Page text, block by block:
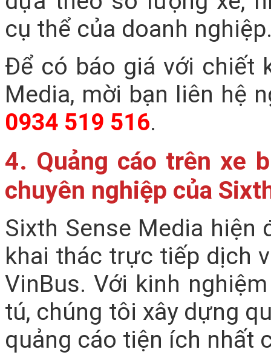
cụ thể của doanh
Để có báo giá với chiết
Media, mời bạn liên hệ
0934 519 516.
4. Quảng cáo trên xe
chuyên nghiệp của
Sixth Sense Media
khai thác trực tiếp dịch
VinBus. Với kinh
tú, chúng tôi xây dựng
quảng cáo tiện ích nhất